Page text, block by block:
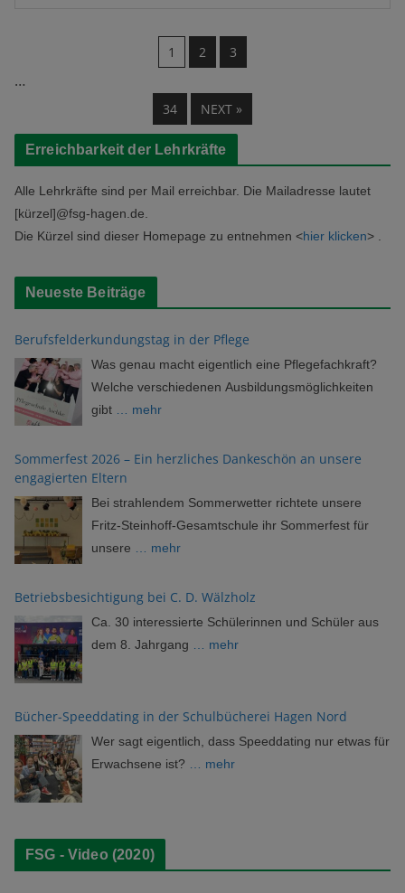
1 2 3
…
34 NEXT »
Erreichbarkeit der Lehrkräfte
Alle Lehrkräfte sind per Mail erreichbar. Die Mailadresse lautet
[kürzel]@fsg-hagen.de.
Die Kürzel sind dieser Homepage zu entnehmen <hier klicken> .
Neueste Beiträge
Berufsfelderkundungstag in der Pflege
Was genau macht eigentlich eine Pflegefachkraft?
Welche verschiedenen Ausbildungsmöglichkeiten
gibt
… mehr
Sommerfest 2026 – Ein herzliches Dankeschön an unsere
engagierten Eltern
Bei strahlendem Sommerwetter richtete unsere
Fritz-Steinhoff-Gesamtschule ihr Sommerfest für
unsere
… mehr
Betriebsbesichtigung bei C. D. Wälzholz
Ca. 30 interessierte Schülerinnen und Schüler aus
dem 8. Jahrgang
… mehr
Bücher-Speeddating in der Schulbücherei Hagen Nord
Wer sagt eigentlich, dass Speeddating nur etwas für
Erwachsene ist?
… mehr
FSG - Video (2020)